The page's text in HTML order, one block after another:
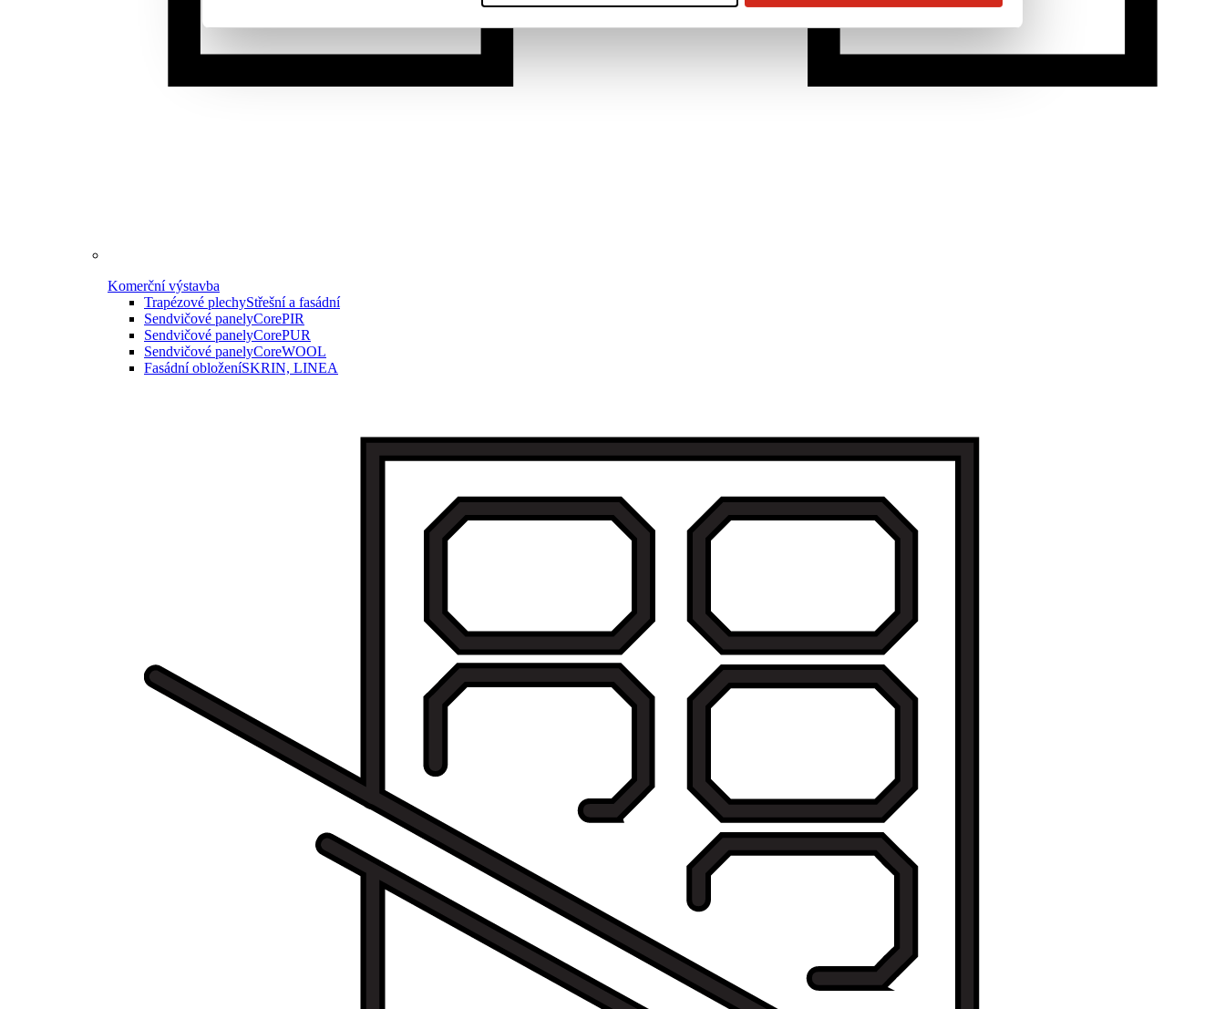
Komerční výstavba
Trapézové plechyStřešní a fasádní
Sendvičové panelyCorePIR
Sendvičové panelyCorePUR
Sendvičové panelyCoreWOOL
Fasádní obloženíSKRIN, LINEA